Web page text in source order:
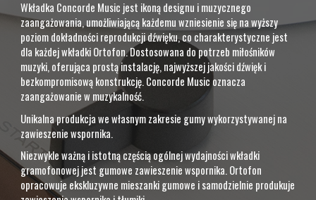
Wkładka Concorde Music jest ikoną designu i muzycznego
zaangażowania, umożliwiającą każdemu wzniesienie się na wyższy
poziom dokładności reprodukcji dźwięku, co charakterystyczne jest
dla każdej wkładki Ortofon. Dostosowana do potrzeb miłośników
muzyki, oferująca prostą instalację, najwyższej jakości dźwięk i
bezkompromisową konstrukcję. Concorde Music oznacza
zaangażowanie w muzykalność.
Unikalna produkcja we własnym zakresie gumy wykorzystywanej na
zawieszenie wspornika.
Niezwykle ważną i istotną częścią ogólnej wydajności wkładki
gramofonowej jest gumowe zawieszenie wspornika. Ortofon
opracowuje ekskluzywne mieszanki gumowe i samodzielnie produkuje